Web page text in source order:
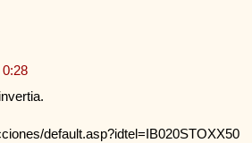
default.asp?idtel=IB020STOXX50